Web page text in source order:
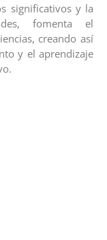
significativos y la
fomenta el
creando así
y el aprendizaje